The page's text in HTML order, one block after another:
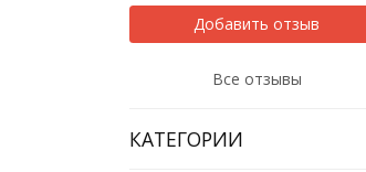
Добавить отзыв
Все отзывы
КАТЕГОРИИ